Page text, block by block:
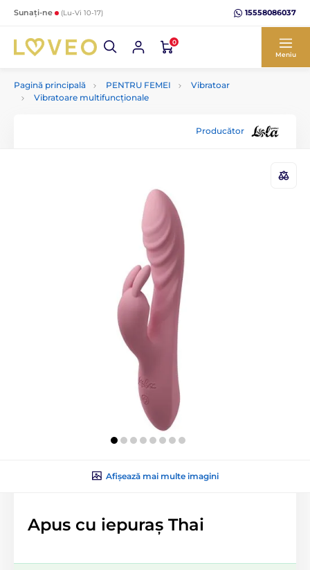
Sunați-ne (Lu-Vi 10-17) 15558086037
0
Meniu
Pagină principală PENTRU FEMEI
Vibratoar
Vibratoare multifuncționale
Producător
Afișează mai multe imagini
Apus cu iepuraș Thai